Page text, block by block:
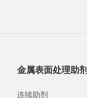
金属表面处理助剂
连续助剂